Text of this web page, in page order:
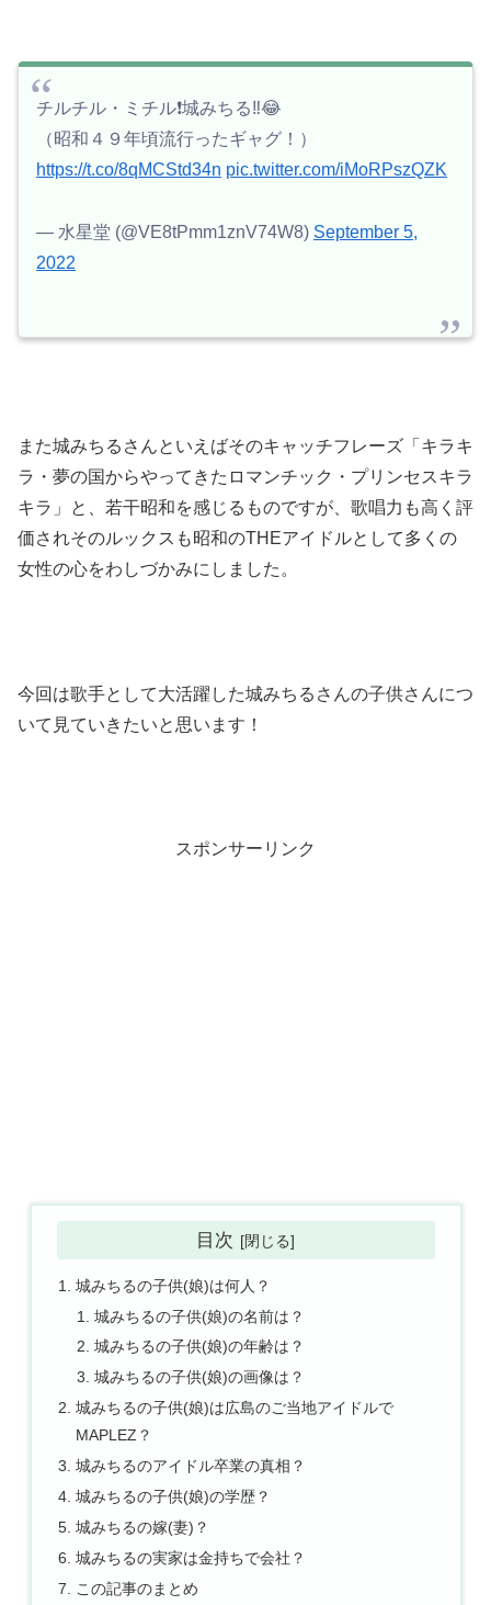
チルチル・ミチル❗️城みちる‼️😂
（昭和４９年頃流行ったギャグ！）
https://t.co/8qMCStd34n pic.twitter.com/iMoRPszQZK
— 水星堂 (@VE8tPmm1znV74W8) September 5,
2022
また城みちるさんといえばそのキャッチフレーズ「キラキ
ラ・夢の国からやってきたロマンチック・プリンセスキラ
キラ」と、若干昭和を感じるものですが、歌唱力も高く評
価されそのルックスも昭和のTHEアイドルとして多くの
女性の心をわしづかみにしました。
今回は歌手として大活躍した城みちるさんの子供さんにつ
いて見ていきたいと思います！
スポンサーリンク
目次
城みちるの子供(娘)は何人？
城みちるの子供(娘)の名前は？
城みちるの子供(娘)の年齢は？
城みちるの子供(娘)の画像は？
城みちるの子供(娘)は広島のご当地アイドルで
MAPLEZ？
城みちるのアイドル卒業の真相？
城みちるの子供(娘)の学歴？
城みちるの嫁(妻)？
城みちるの実家は金持ちで会社？
この記事のまとめ